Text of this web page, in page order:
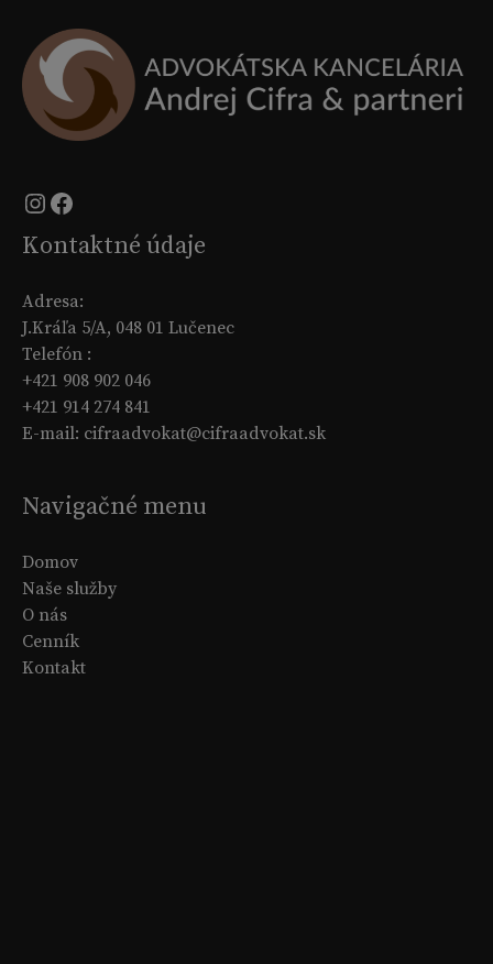
Instagram
Facebook
Kontaktné údaje
Adresa:
J.Kráľa 5/A, 048 01 Lučenec
Telefón :
+421 908 902 046
+421 914 274 841
E-mail: cifraadvokat@cifraadvokat.sk
Navigačné menu
Domov
Naše služby
O nás
Cenník
Kontakt